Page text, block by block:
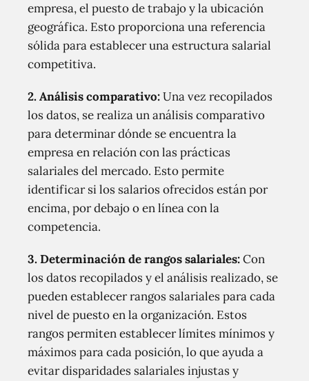
empresa, el puesto de trabajo y la ubicación
geográfica. Esto proporciona una referencia
sólida para establecer una estructura salarial
competitiva.
2.Análisis comparativo:Una vez recopilados
los datos, se realiza un análisis comparativo
para determinar dónde se encuentra la
empresa en relación con las prácticas
salariales del mercado. Esto permite
identificar si los salarios ofrecidos están por
encima, por debajo o en línea con la
competencia.
3.Determinación de rangos salariales:Con
los datos recopilados y el análisis realizado, se
pueden establecer rangos salariales para cada
nivel de puesto en la organización. Estos
rangos permiten establecer límites mínimos y
máximos para cada posición, lo que ayuda a
evitar disparidades salariales injustas y